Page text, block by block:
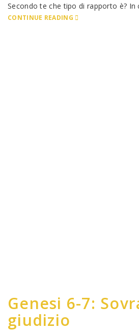
Secondo te che tipo di rapporto è?
CONTINUE READING
Genesi 6-7:
giudizio